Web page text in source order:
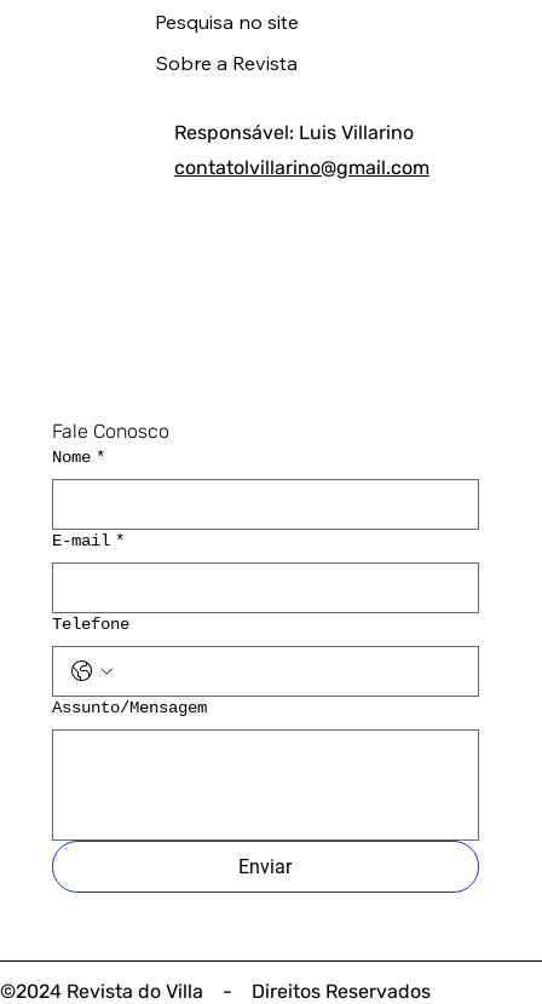
©2024 Revista do Villa - Direitos Reservados
Fale Conosco
Nome *
E-mail *
Telefone
Assunto/Mensagem
Enviar
Responsável: Luis Villarino
contatolvillarino@gmail.com
Pesquisa no site
Sobre a Revista